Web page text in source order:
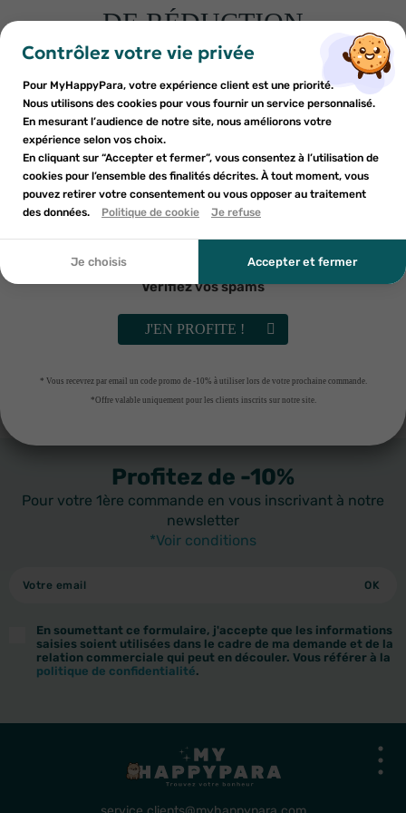
APAISYL
Apaisyl Répulsif Moustiques
Émulsion 90 ml
21€8415€29
RUPTURE DE STOCK
LIVRAISON GRATUITE DÈS 59 EUROS D'ACHAT
Profitez de -10%
Pour votre 1ère commande en vous inscrivant à notre
newsletter
*Voir conditions
En soumettant ce formulaire, j'accepte que les informations
saisies soient utilisées dans le cadre de ma demande et de la
relation commerciale qui peut en découler. Vous référer à la
politique de confidentialité.
Ajouter à ma liste d'envies ×
add_circle_outline
Créer une nouvelle liste
((modalTitle)) ×
((confirmMessage))
((cancelText))
((modalDeleteText))
×
Nom de la liste d'envies
Annuler
Créer une liste d'envies
×
Vous devez être connecté pour ajouter des produits à votre
liste d'envies.
Annuler
Connexion
Contrôlez votre vie privée
Pour MyHappyPara, votre expérience client est une priorité.
Nous utilisons des cookies pour vous fournir un service personnalisé.
En mesurant l’audience de notre site, nous améliorons votre
expérience selon vos choix.
En cliquant sur “Accepter et fermer”, vous consentez à l’utilisation de
cookies pour l’ensemble des finalités décrites. À tout moment, vous
pouvez retirer votre consentement ou vous opposer au traitement
des données.
Politique de cookie Je refuse
Je choisis Accepter et fermer
DE RÉDUCTION
sur votre première commande
Inscrivez-vous à notre newsletter et profitez
d'une réduction sur votre première commande*
En soumettant ce formulaire, j'accepte que les
informations saisies soient utilisées dans le cadre de
ma demande et de la relation commerciale qui peut en
découler. Vous référer à la politique de confidentialité.
Vérifiez vos spams
J'EN PROFITE !
* Vous recevrez par email un code promo de -10% à utiliser lors de votre prochaine commande.
*Offre valable uniquement pour les clients inscrits sur notre site.